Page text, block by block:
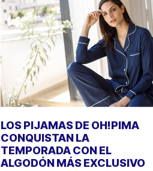
LOS PIJAMAS DE OH!PIMA
CONQUISTAN LA
TEMPORADA CON EL
ALGODÓN MÁS EXCLUSIVO